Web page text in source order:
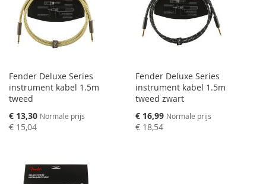
Fender Deluxe Series
instrument kabel 1.5m
tweed
Speciale
prijs
€ 13,30 Normale prijs
€ 15,04
Fender Deluxe Series
instrument kabel 1.5m
tweed zwart
Speciale
prijs
€ 16,99 Normale prijs
€ 18,54